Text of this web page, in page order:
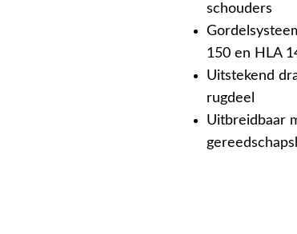
schouders
150 en HLA
Uitstekend
rugdeel
Uitbreidbaar